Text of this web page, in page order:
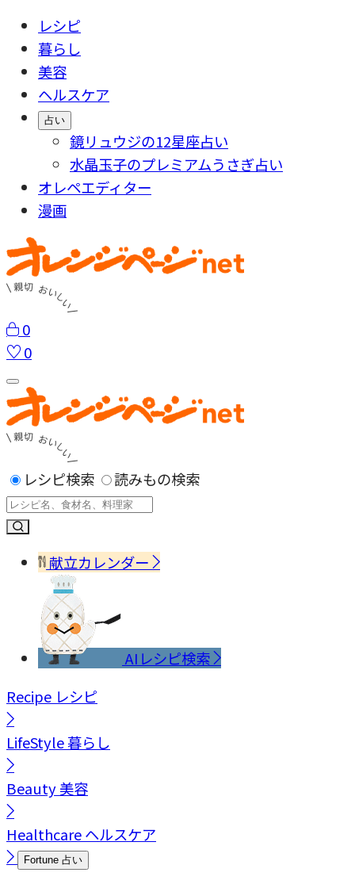
レシピ
暮らし
美容
ヘルスケア
占い
鏡リュウジの12星座占い
水晶玉子のプレミアムうさぎ占い
オレペエディター
漫画
0
0
レシピ検索 読みもの検索
献立カレンダー
AIレシピ検索
Recipe レシピ
LifeStyle暮らし
Beauty美容
Healthcareヘルスケア
Fortune 占い